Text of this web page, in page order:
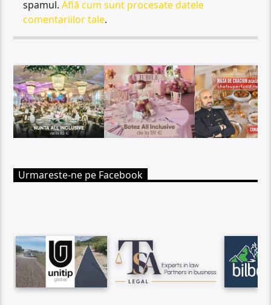
spamul.Află cum sunt procesate datele
comentariilor tale.
Urmareste-ne pe Facebook